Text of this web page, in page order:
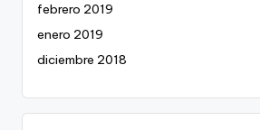
febrero 2019
enero 2019
diciembre 2018